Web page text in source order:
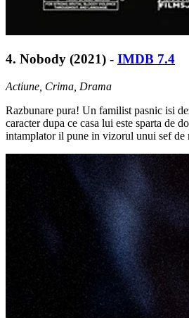
4. Nobody (2021) - IMDB 7.4
Actiune, Crima, Drama
Razbunare pura! Un familist pasnic isi
caracter dupa ce casa lui este sparta de
intamplator il pune in vizorul unui sef de